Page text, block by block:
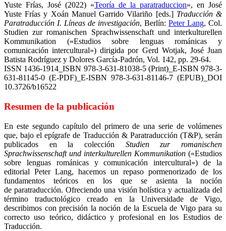
Yuste Frías, José (2022) «Teoría de la paratraduccion», en José
Yuste Frías y Xoán Manuel Garrido Vilariño [eds.] Traducción &
Paratraducción I. Líneas de investigación, Berlín: Peter Lang, Col.
Studien zur romanischen Sprachwissenschaft und interkulturellen
Kommunikation («Estudios sobre lenguas románicas y
comunicación intercultural») dirigida por Gerd Wotjak, José Juan
Batista Rodríguez y Dolores García-Padrón, Vol. 142, pp. 29-64.
ISSN 1436-1914_ISBN 978-3-631-81038-5 (Print)_E-ISBN 978-3-
631-81145-0 (E-PDF)_E-ISBN 978-3-631-81146-7 (EPUB)_DOI
10.3726/b16522
Resumen de la publicación
En este segundo capítulo del primero de una serie de volúmenes
que, bajo el epígrafe de Traducción & Paratraducción (T&P), serán
publicados en la colección Studien zur romanischen
Sprachwissenschaft und interkulturellen Kommunikation («Estudios
sobre lenguas románicas y comunicación intercultural») de la
editorial Peter Lang, hacemos un repaso pormenorizado de los
fundamentos teóricos en los que se asienta la noción
de paratraducción. Ofreciendo una visión holística y actualizada del
término traductológico creado en la Universidade de Vigo,
describimos con precisión la noción de la Escuela de Vigo para su
correcto uso teórico, didáctico y profesional en los Estudios de
Traducción.